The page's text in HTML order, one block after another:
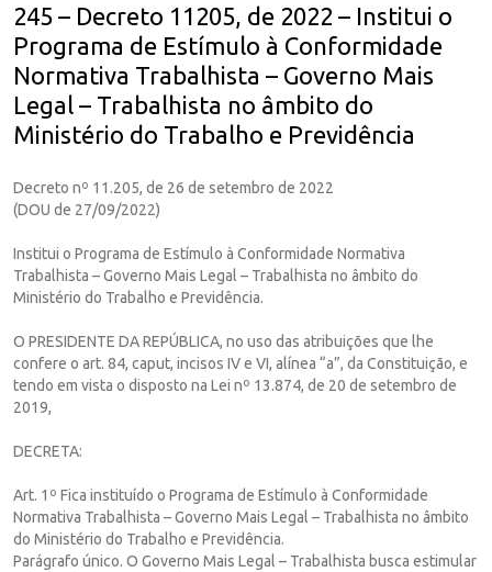
245 – Decreto 11205, de 2022 – Institui o
Programa de Estímulo à Conformidade
Normativa Trabalhista – Governo Mais
Legal – Trabalhista no âmbito do
Ministério do Trabalho e Previdência
Decreto nº 11.205, de 26 de setembro de 2022
(DOU de 27/09/2022)
Institui o Programa de Estímulo à Conformidade Normativa
Trabalhista – Governo Mais Legal – Trabalhista no âmbito do
Ministério do Trabalho e Previdência.
O PRESIDENTE DA REPÚBLICA, no uso das atribuições que lhe
confere o art. 84, caput, incisos IV e VI, alínea “a”, da Constituição, e
tendo em vista o disposto na Lei nº 13.874, de 20 de setembro de
2019,
DECRETA:
Art. 1º Fica instituído o Programa de Estímulo à Conformidade
Normativa Trabalhista – Governo Mais Legal – Trabalhista no âmbito
do Ministério do Trabalho e Previdência.
Parágrafo único. O Governo Mais Legal – Trabalhista busca estimular